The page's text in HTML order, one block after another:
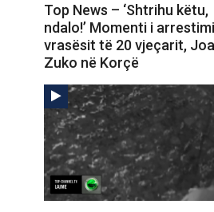
Top News – ‘Shtrihu këtu,
ndalo!’ Momenti i
vrasësit të 20 vjeçarit,
Zuko në Korçë